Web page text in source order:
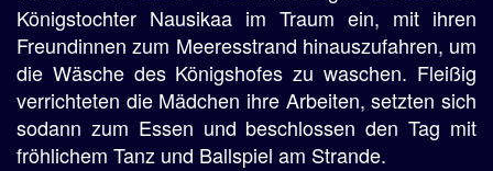
Königstochter Nausikaa im Traum ein, mit ihren
Freundinnen zum Meeresstrand hinauszufahren, um
die Wäsche des Königshofes zu waschen. Fleißig
verrichteten die Mädchen ihre Arbeiten, setzten sich
sodann zum Essen und beschlossen den Tag mit
fröhlichem Tanz und Ballspiel am Strande.